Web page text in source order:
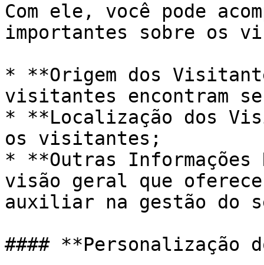
Com ele, você pode
importantes sobre os
* **Origem dos
visitantes encontram
* **Localização dos
os visitantes;
* **Outras Informações
visão geral que
auxiliar na gestão do
#### **Personalização